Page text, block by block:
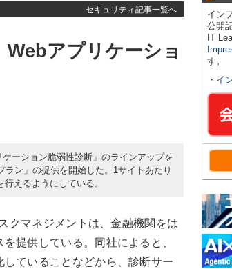
セキュリティ記事一覧へ
アプリケーショ
ーション脆弱性診断」のラインアップを
ン」の提供を開始した。1サイトあたり
えるようにしている。
クマネジメントは、金融機関をは
提供している。同社によると、
ていることなどから、診断サー
イン
公開
IT
す。
・ イ